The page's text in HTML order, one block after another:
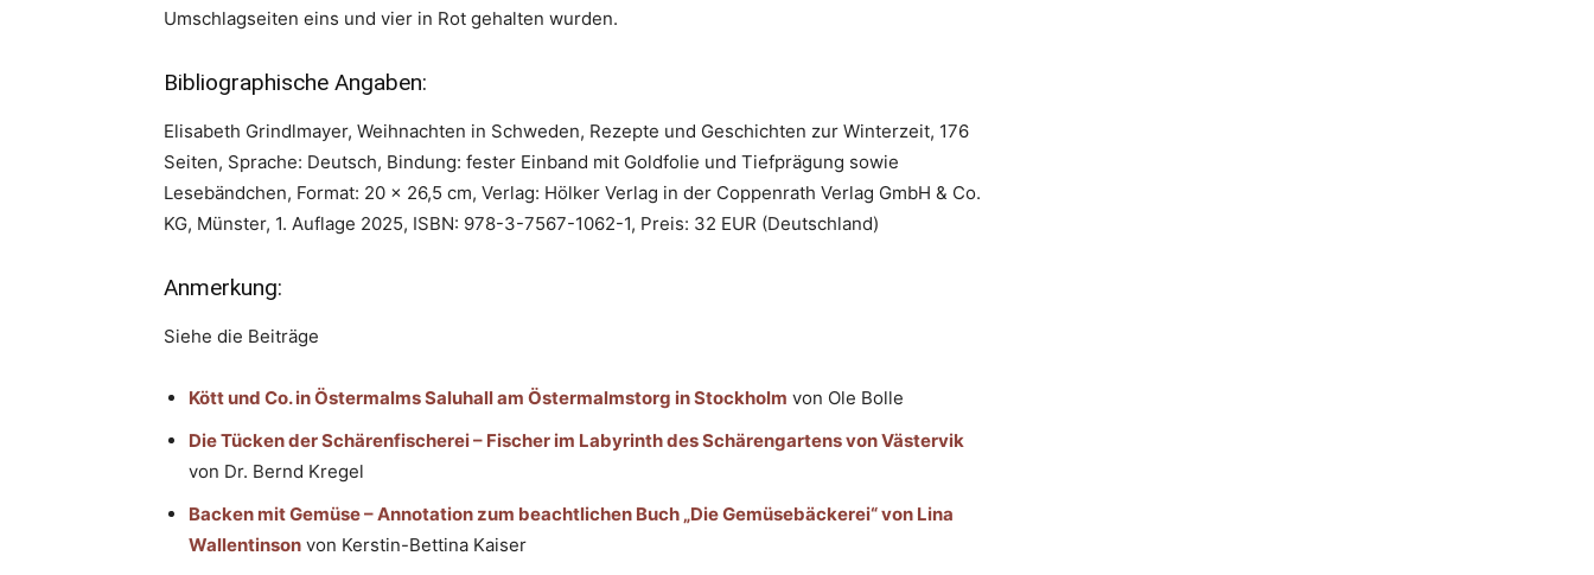
Umschlagseiten eins und vier in Rot gehalten wurden.
Bibliographische Angaben:
Elisabeth Grindlmayer, Weihnachten in Schweden, Rezepte und Geschichten zur Winterzeit, 176
Seiten, Sprache: Deutsch, Bindung: fester Einband mit Goldfolie und Tiefprägung sowie
Lesebändchen, Format: 20 x 26,5 cm, Verlag: Hölker Verlag in der Coppenrath Verlag GmbH & Co.
KG, Münster, 1. Auflage 2025, ISBN: 978-3-7567-1062-1, Preis: 32 EUR (Deutschland)
Anmerkung:
Siehe die Beiträge
Kött und Co. in Östermalms Saluhall am Östermalmstorg in Stockholm von Ole Bolle
Die Tücken der Schärenfischerei – Fischer im Labyrinth des Schärengartens von Västervik
von Dr. Bernd Kregel
Backen mit Gemüse – Annotation zum beachtlichen Buch „Die Gemüsebäckerei“ von Lina
Wallentinson von Kerstin-Bettina Kaiser